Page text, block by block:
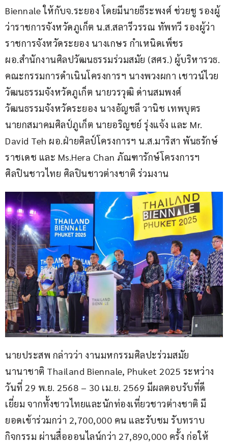
Biennale ให้กับจ.ระยอง โดยมีนายธีระพงศ์ ช่วยชู รองผู้
ว่าราชการจังหวัดภูเก็ต น.ส.สลารีวรรณ ทัพทวี รองผู้ว่า
ราชการจังหวัดระยอง นางเกษร กำเหนิดเพ็ชร
ผอ.สำนักงานศิลปวัฒนธรรมร่วมสมัย (สศร.) ผู้บริหารวธ.
คณะกรรมการดำเนินโครงการฯ นางพวงผกา เชาวน์ไวย
วัฒนธรรมจังหวัดภูเก็ต นายวรวุฒิ ด่านสมพงศ์
วัฒนธรรมจังหวัดระยอง นางอัญชลี วานิช เทพบุตร
นายกสมาคมศิลป์ภูเก็ต นายอริญชย์ รุ่งแจ้ง และ Mr.
David Teh ผอ.ฝ่ายศิลป์โครงการฯ น.ส.มาริสา พันธรักษ์
ราชเดช และ Ms.Hera Chan ภัณฑารักษ์โครงการฯ
ศิลปินชาวไทย ศิลปินชาวต่างชาติ ร่วมงาน
นายประสพ กล่าวว่า งานมหกรรมศิลปะร่วมสมัย
นานาชาติ Thailand Biennale, Phuket 2025 ระหว่าง
วันที่ 29 พ.ย. 2568 – 30 เม.ย. 2569 มีผลตอบรับที่ดี
เยี่ยม จากทั้งชาวไทยและนักท่องเที่ยวชาวต่างชาติ มี
ยอดเข้าร่วมกว่า 2,700,000 คน และรับชม รับทราบ
กิจกรรม ผ่านสื่อออนไลน์กว่า 27,890,000 ครั้ง ก่อให้